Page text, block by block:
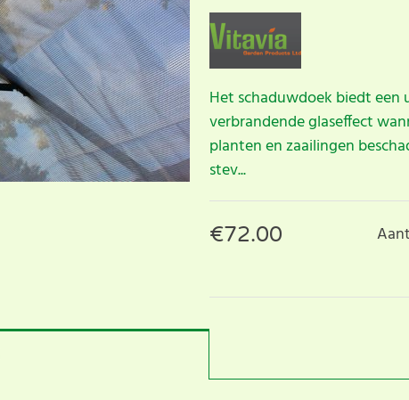
Het schaduwdoek biedt
verbrandende glaseffect
planten en zaailingen
stev...
€72.00